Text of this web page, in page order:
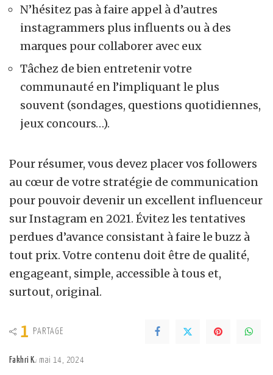
N’hésitez pas à faire appel à d’autres
instagrammers plus influents ou à des
marques pour collaborer avec eux
Tâchez de bien entretenir votre
communauté en l’impliquant le plus
souvent (sondages, questions quotidiennes,
jeux concours…).
Pour résumer, vous devez placer vos followers
au cœur de votre stratégie de communication
pour pouvoir devenir un excellent influenceur
sur Instagram en 2021. Évitez les tentatives
perdues d’avance consistant à faire le buzz à
tout prix. Votre contenu doit être de qualité,
engageant, simple, accessible à tous et,
surtout, original.
1 PARTAGE
Fakhri K. mai 14, 2024